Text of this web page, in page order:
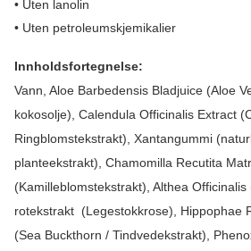
• Uten lanolin
• Uten petroleumskjemikalier
Innholdsfortegnelse:
Vann, Aloe Barbedensis Bladjuice (Aloe
kokosolje), Calendula Officinalis Extract
Ringblomstekstrakt), Xantangummi
planteekstrakt), Chamomilla Recutita
(Kamilleblomstekstrakt), Althea
rotekstrakt (Legestokkrose), Hippophae
(Sea Buckthorn / Tindvedekstrakt),